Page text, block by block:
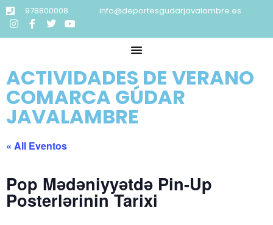
978800008 info@deportesgudarjavalambre.es
ACTIVIDADES DE VERANO
COMARCA GÚDAR
JAVALAMBRE
« All Eventos
Pop Mədəniyyətdə Pin-Up
Posterlərinin Tarixi